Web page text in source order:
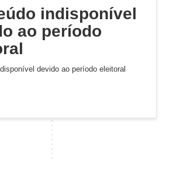
indisponível
ao período
devido ao período eleitoral